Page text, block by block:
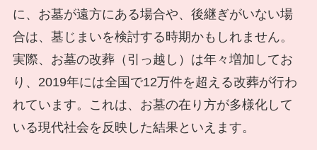
に、お墓が遠方にある場合や、後継ぎがいない場
合は、墓じまいを検討する時期かもしれません。
実際、お墓の改葬（引っ越し）は年々増加してお
り、2019年には全国で12万件を超える改葬が行わ
れています。これは、お墓の在り方が多様化して
いる現代社会を反映した結果といえます。